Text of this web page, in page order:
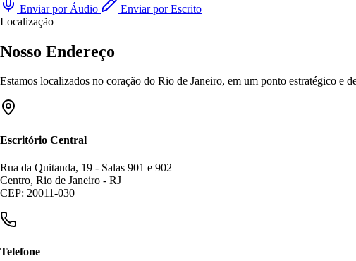
Enviar por Áudio
Enviar por Escrito
Localização
Nosso Endereço
Estamos localizados no coração do Rio de Janeiro, em um ponto estratégico e
Escritório Central
Rua da Quitanda, 19 - Salas 901 e 902
Centro, Rio de Janeiro - RJ
CEP: 20011-030
Telefone